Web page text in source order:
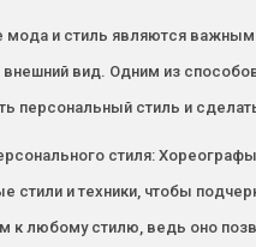
мода и стиль являются
внешний вид. Одним из
персональный стиль и
стиля:
стили и техники, чтобы
к любому стилю, ведь оно